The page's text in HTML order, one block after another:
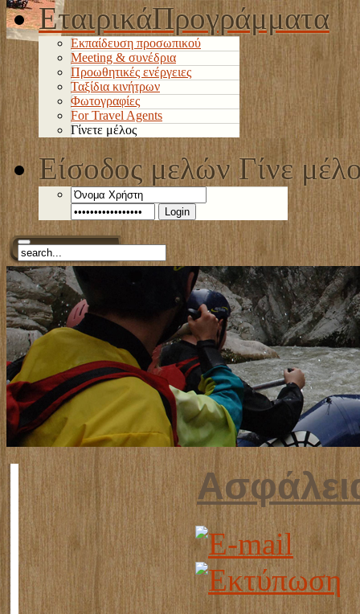
ΕταιρικάΠρογράμματα
Εκπαίδευση προσωπικού
Meeting & συνέδρια
Προωθητικές ενέργειες
Ταξίδια κινήτρων
Φωτογραφίες
For Travel Agents
Γίνετε μέλος
Είσοδος μελώνΓίνε
Login